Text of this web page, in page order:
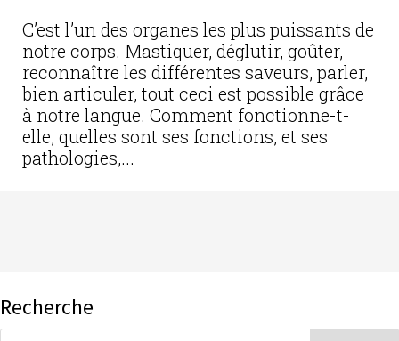
C’est l’un des organes les plus puissants de
notre corps. Mastiquer, déglutir, goûter,
reconnaître les différentes saveurs, parler,
bien articuler, tout ceci est possible grâce
à notre langue. Comment fonctionne-t-
elle, quelles sont ses fonctions, et ses
pathologies,...
Recherche